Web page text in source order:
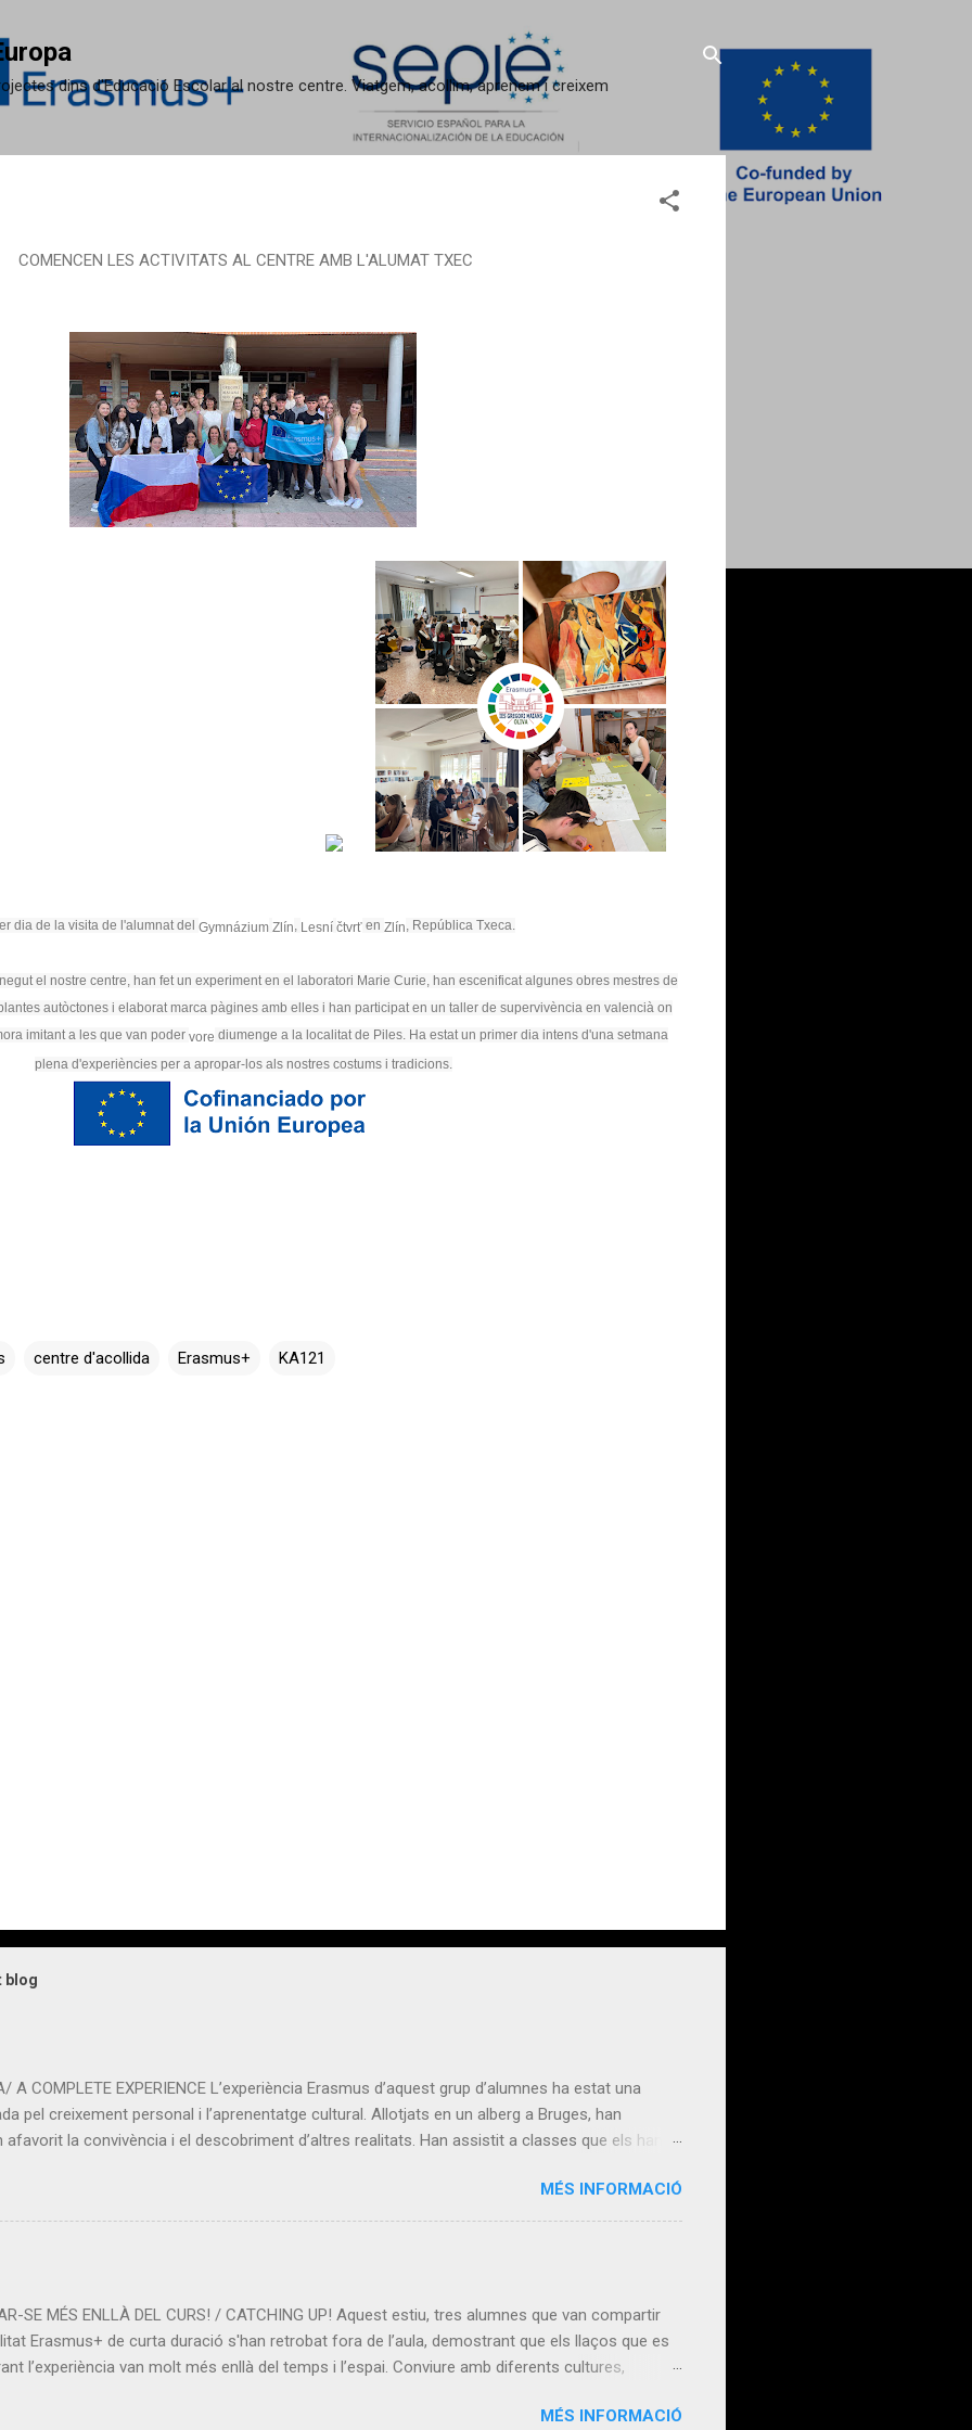
dins d'Educació Escolar al nostre centre. Viatgem, acollim, aprenem i creixem
COMENCEN LES ACTIVITATS AL CENTRE AMB L'ALUMAT TXEC
dia de la visita de l'alumnat del Gymnázium Zlín Lesní čtvrťen Zlín , República Txeca.
el nostre centre, han fet un experiment en el laboratori Marie Curie , han escenificat algunes obres mestres de
autòctones i elaborat marca pàgines amb elles i han participat en un taller de supervivència en valencià on
imitant a les que van poder vore diumenge a la localitat de Piles. Ha estat un primer dia intens d'una setmana
plena d'experiències per a apropar-los als nostres costums i tradicions.
centre d'acollida Erasmus+ KA121
blog
A COMPLETE EXPERIENCE L’experiència Erasmus d’aquest grup d’alumnes ha estat una
pel creixement personal i l’aprenentatge cultural. Allotjats en un alberg a Bruges, han
la convivència i el descobriment d’altres realitats. Han assistit a classes que els han
i la cultura belgues. Una experiència intensa que ha ampliat els seus horitzons tant
encantats Gràcies al centre @clwbrugge i @sepie_gob per fer-ho possible! The
Bruges , they have shared experiences that have fostered coexistence and the discover...
MÉS INFORMACIÓ
SE MÉS ENLLÀ DEL CURS! / CATCHING UP! Aquest estiu, tres alumnes que van compartir
Erasmus+ de curta duració s'han retrobat fora de l’aula, demostrant que els llaços que es
l’experiència van molt més enllà del temps i l’espai. Conviure amb diferents cultures,
three students who shared a short-term Erasmus+ mobility program reunited outside the
MÉS INFORMACIÓ